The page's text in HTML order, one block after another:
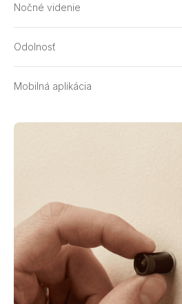
Nočné videnie
Odolnosť
Mobilná aplikácia